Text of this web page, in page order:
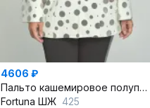
4606 ₽
Пальто кашемировое полуприлегающего силуэта на пуговицах
Fortuna ШЖ 425